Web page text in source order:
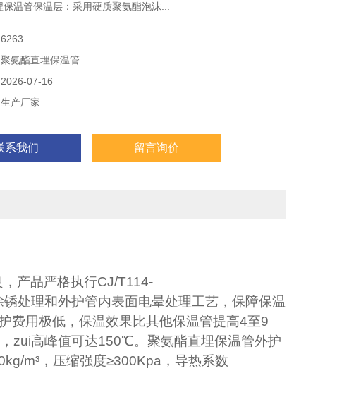
温管保温层：采用硬质聚氨酯泡沫...
渗漏报警线：制造高温预制直埋保温管...
氨酯直埋保温管
07-16
产厂家
系我们 留言询价
产品严格执行CJ/T114-
处理和外护管内表面电晕处理工艺，保障保温
费用极低，保温效果比其他保温管提高4至9
，zui高峰值可达150℃。聚氨酯直埋保温管外护
/m³，压缩强度≥300Kpa ，导热系数